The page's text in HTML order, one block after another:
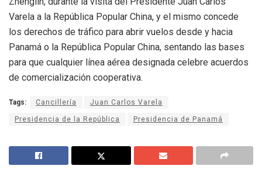
Varela a la República Popular China, y el mismo concede
los derechos de tráfico para abrir vuelos desde y hacia
Panamá o la República Popular China, sentando las bases
para que cualquier línea aérea designada celebre acuerdos
de comercialización cooperativa.
Tags: Cancillería Juan Carlos Varela
Presidencia de la República Presidencia de Panamá